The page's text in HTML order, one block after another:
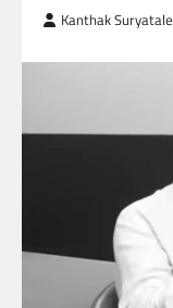
Kanthak Suryatale